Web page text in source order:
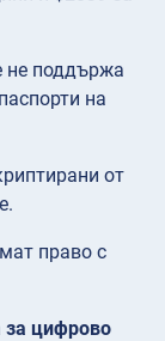
не поддържа
на
от
право с
за цифрово